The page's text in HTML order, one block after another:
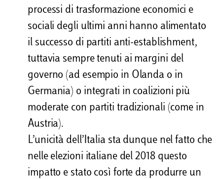
processi di trasformazione economici e
sociali degli ultimi anni hanno alimentato
il successo di partiti anti-establishment,
tuttavia sempre tenuti ai margini del
governo (ad esempio in Olanda o in
Germania) o integrati in coalizioni più
moderate con partiti tradizionali (come in
Austria).
L’unicità dell’Italia sta dunque nel fatto che
nelle elezioni italiane del 2018 questo
impatto e stato così forte da produrre un